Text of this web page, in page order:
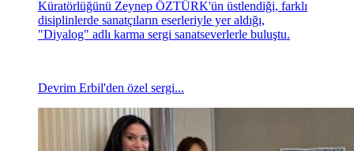
Küratörlüğünü Zeynep ÖZTÜRK'ün üstlendiği, farklı
disiplinlerde sanatçıların eserleriyle yer aldığı,
"Diyalog" adlı karma sergi sanatseverlerle buluştu.
Devrim Erbil'den özel sergi...